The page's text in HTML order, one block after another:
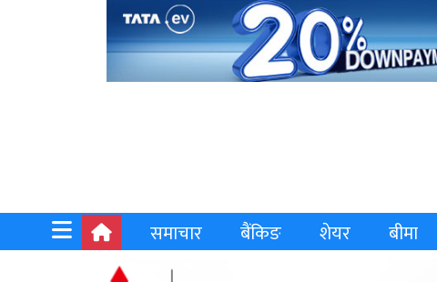
समाचार बैंकिङ शेयर बीमा